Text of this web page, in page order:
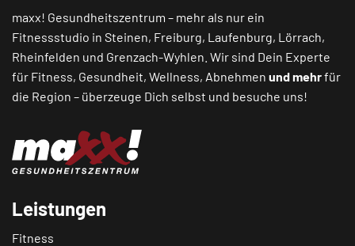
maxx! Gesundheitszentrum – mehr als nur ein
Fitnessstudio in Steinen, Freiburg, Laufenburg, Lörrach,
Rheinfelden und Grenzach-Wyhlen . Wir sind Dein Experte
für Fitness, Gesundheit, Wellness, Abnehmen und mehrfür
die Region – überzeuge Dich selbst und besuche uns!
Leistungen
Fitness